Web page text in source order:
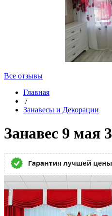
Все отзывы
Главная
/
Занавесы и Декорации
Занавес 9 мая 3